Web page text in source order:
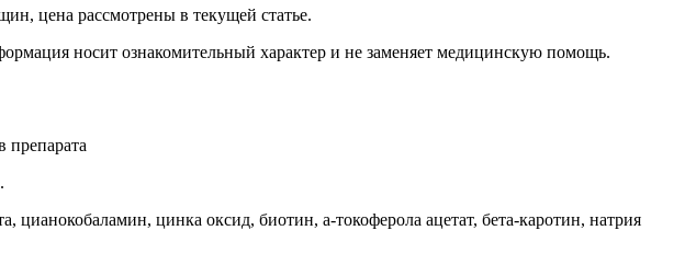
цена рассмотрены в текущей статье.
носит ознакомительный характер и не заменяет медицинскую помощь.
цианокобаламин, цинка оксид, биотин, а-токоферола ацетат, бета-каротин, натрия